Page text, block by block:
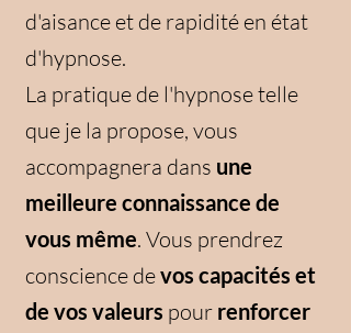
d'aisance et de rapidité en état
d'hypnose.
La pratique de l'hypnose telle
que je la propose, vous
accompagnera dans une
meilleure connaissance de
vous même. Vous prendrez
conscience devos capacités et
de vos valeurs pour renforcer